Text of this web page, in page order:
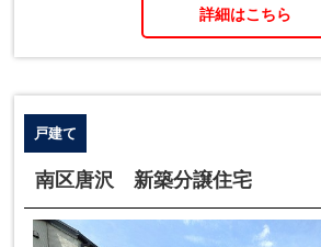
詳細はこちら
戸建て
南区唐沢 新築分譲住宅